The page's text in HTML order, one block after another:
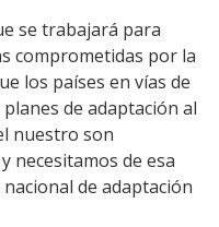
se trabajará para
comprometidas por la
los países en vías de
de adaptación al
nuestro son
necesitamos de esa
de adaptación